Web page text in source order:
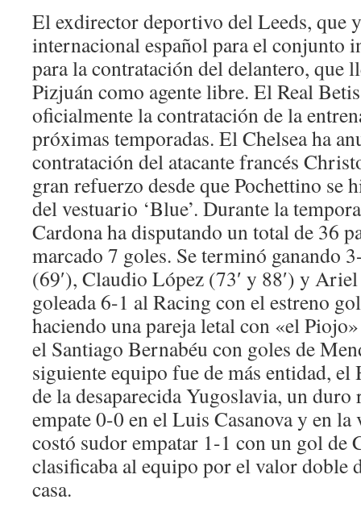
El exdirector deportivo del Leeds, que
internacional español para el conjunto
para la contratación del delantero, que
Pizjuán como agente libre. El Real
oficialmente la contratación de la
próximas temporadas. El Chelsea ha
contratación del atacante francés
gran refuerzo desde que Pochettino se
del vestuario ‘Blue’. Durante la
Cardona ha disputando un total de 36
marcado 7 goles. Se terminó ganando
(69′), Claudio López (73′ y 88′) y
goleada 6-1 al Racing con el estreno
haciendo una pareja letal con «el
el Santiago Bernabéu con goles de
siguiente equipo fue de más entidad,
de la desaparecida Yugoslavia, un
empate 0-0 en el Luis Casanova y en
costó sudor empatar 1-1 con un gol de
clasificaba al equipo por el valor doble
casa.